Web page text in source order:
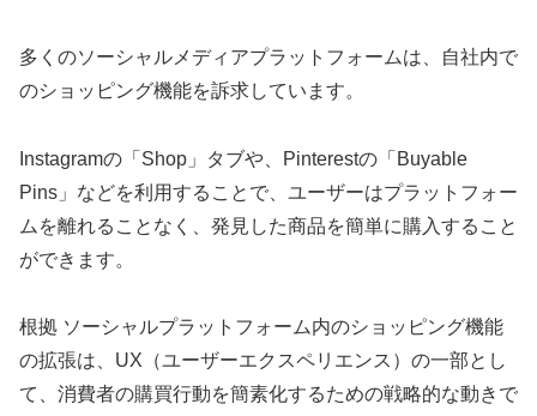
多くのソーシャルメディアプラットフォームは、自社内で
のショッピング機能を訴求しています。
Instagramの「Shop」タブや、Pinterestの「Buyable
Pins」などを利用することで、ユーザーはプラットフォー
ムを離れることなく、発見した商品を簡単に購入すること
ができます。
根拠 ソーシャルプラットフォーム内のショッピング機能
の拡張は、UX（ユーザーエクスペリエンス）の一部とし
て、消費者の購買行動を簡素化するための戦略的な動きで